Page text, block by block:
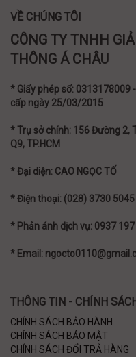
VỀ CHÚNG TÔI
CÔNG TY TNHH
THÔNG Á CHÂU
* Giấy phép số: 0313178009
cấp ngày 25/03/2015
* Trụ sở chính: 156 Đường 2,
Q9, TP.HCM
* Đại diện: CAO NGỌC TỐ
* Điện thoại: (028) 3730 5045
* Phản ánh dịch vụ: 0937
* Email:
THÔNG TIN - CHÍNH
CHÍNH SÁCH BẢO HÀNH
CHÍNH SÁCH BẢO MẬT
CHÍNH SÁCH ĐỔI TRẢ HÀNG